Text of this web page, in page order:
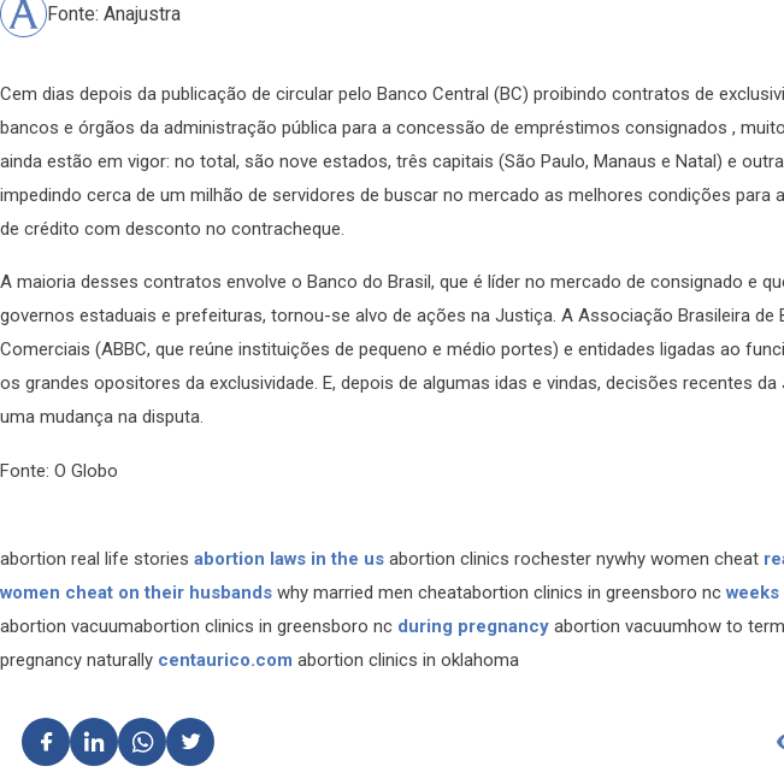
Fonte: Anajustra
Cem dias depois da publicação de circular pelo Banco Central (BC) proibindo contratos de
bancos e órgãos da administração pública para a concessão de empréstimos consignados ,
ainda estão em vigor: no total, são nove estados, três capitais (São Paulo, Manaus e Natal) e
impedindo cerca de um milhão de servidores de buscar no mercado as melhores condições para
de crédito com desconto no contracheque.
A maioria desses contratos envolve o Banco do Brasil, que é líder no mercado de consignado e
governos estaduais e prefeituras, tornou-se alvo de ações na Justiça. A Associação Brasileira de
Comerciais (ABBC, que reúne instituições de pequeno e médio portes) e entidades ligadas ao
os grandes opositores da exclusividade. E, depois de algumas idas e vindas, decisões recentes
uma mudança na disputa.
Fonte: O Globo
abortion real life stories abortion laws in the us abortion clinics rochester nywhy women cheat
women cheat on their husbands why married men cheatabortion clinics in greensboro nc
abortion vacuumabortion clinics in greensboro nc during pregnancy abortion vacuumhow to
pregnancy naturally centaurico.com abortion clinics in oklahoma